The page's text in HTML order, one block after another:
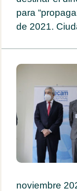
para
de 2021.
noviembre